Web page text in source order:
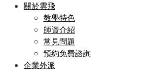
關於雲飛
教學特色
師資介紹
常見問題
預約免費諮詢
企業外派